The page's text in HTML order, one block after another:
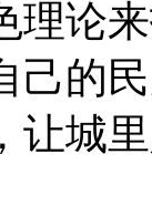
理论
己的
让城